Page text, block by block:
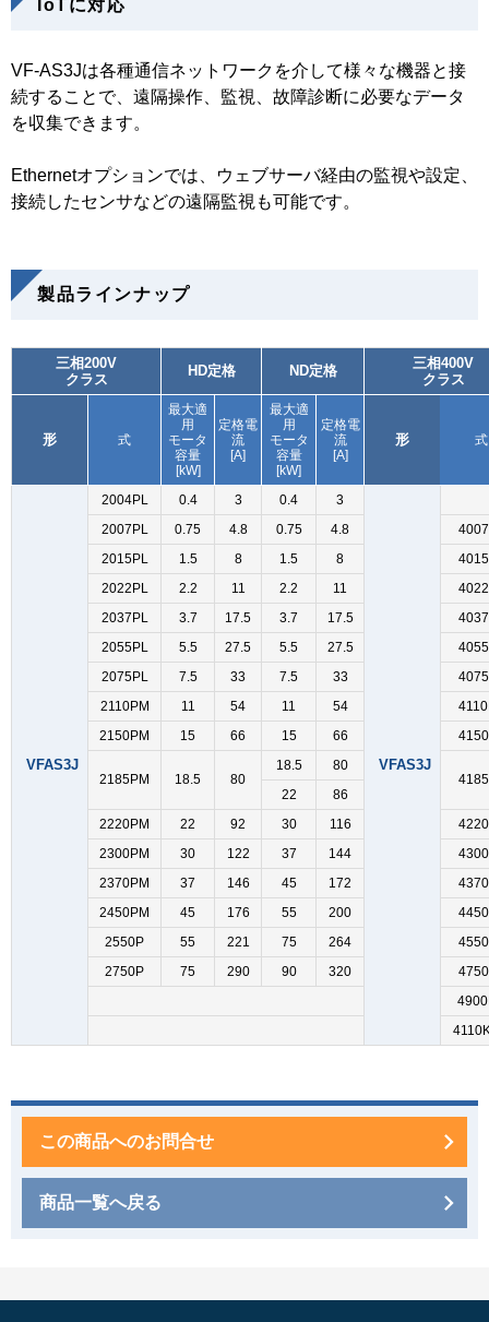
IoTに対応
VF-AS3Jは各種通信ネットワークを介して様々な機器と接
続することで、遠隔操作、監視、故障診断に必要なデータ
を収集できます。
Ethernetオプションでは、ウェブサーバ経由の監視や設定、
接続したセンサなどの遠隔監視も可能です。
製品ラインナップ
三相200V
クラス
HD定格 ND定格
三相400V
クラス
形 式
最大適
用
モータ
容量
[kW]
定格電
流
[A]
最大適
用
モータ
容量
[kW]
定格電
流
[A]
形 式
VFAS3J
2004PL 0.4 3 0.4 3
VFAS3J
2007PL 0.75 4.8 0.75 4.8
2015PL
1.5 8 1.5 8
2022PL
2.2 11 2.2 11
2037PL
3.7 17.5 3.7 17.5
2055PL
5.5 27.5 5.5 27.5
2075PL
7.5 33 7.5 33
2110PM
11 54 11 54
2150PM
15 66 15 66
2185PM 18.5 80
18.5
80
22
86
2220PM
22 92 30 116
2300PM
30 122 37 144
2370PM
37 146 45 172
2450PM
45 176 55 200
2550P
55 221 75 264
2750P
75 290 90 320
この商品へのお問合せ
商品一覧へ戻る